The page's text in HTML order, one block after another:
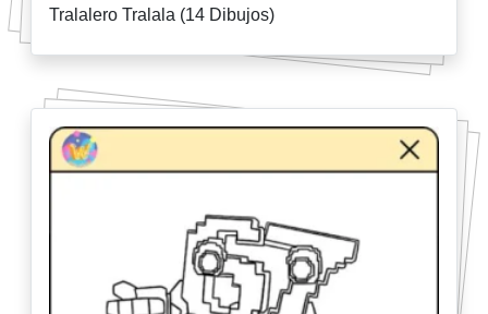
Tralalero Tralala (14 Dibujos)